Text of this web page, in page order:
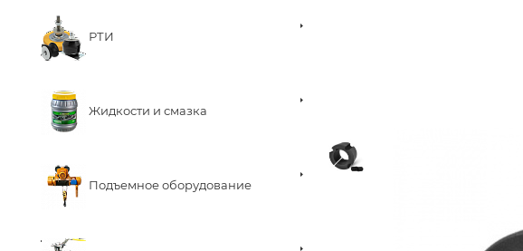
РТИ
Жидкости и смазка
Подъемное оборудование